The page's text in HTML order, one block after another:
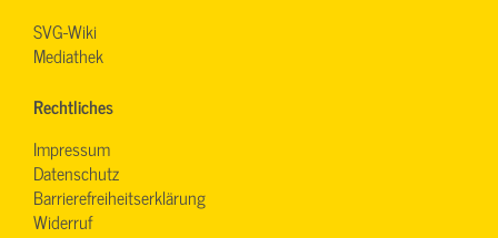
SVG-Wiki
Mediathek
Rechtliches
Impressum
Datenschutz
Barrierefreiheitserklärung
Widerruf